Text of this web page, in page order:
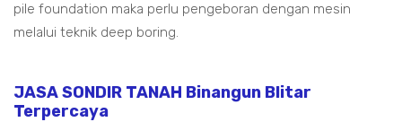
pile foundation maka perlu pengeboran dengan mesin
melalui teknik deep boring.
JASA SONDIR TANAH Binangun Blitar
Terpercaya